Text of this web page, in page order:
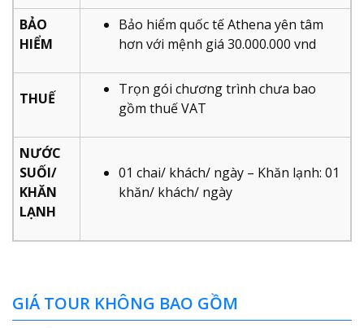
BẢO
HIỂM
Bảo hiểm quốc tế Athena yên tâm
hơn với mệnh giá 30.000.000 vnd
THUẾ
Trọn gói chương trình chưa bao
gồm thuế VAT
NƯỚC
SUỐI/
KHĂN
LẠNH
01 chai/ khách/ ngày – Khăn lạnh: 01
khăn/ khách/ ngày
GIÁ TOUR KHÔNG BAO GỒM